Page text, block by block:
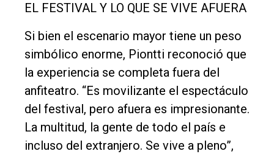
EL FESTIVAL Y LO QUE SE VIVE AFUERA
Si bien el escenario mayor tiene un peso
simbólico enorme, Piontti reconoció que
la experiencia se completa fuera del
anfiteatro. “Es movilizante el espectáculo
del festival, pero afuera es impresionante.
La multitud, la gente de todo el país e
incluso del extranjero. Se vive a pleno”,